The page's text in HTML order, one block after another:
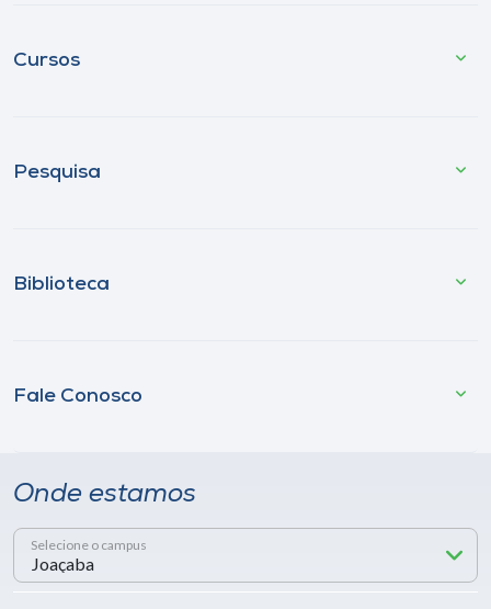
Cursos
Pesquisa
Biblioteca
Fale Conosco
Onde estamos
Selecione o campus